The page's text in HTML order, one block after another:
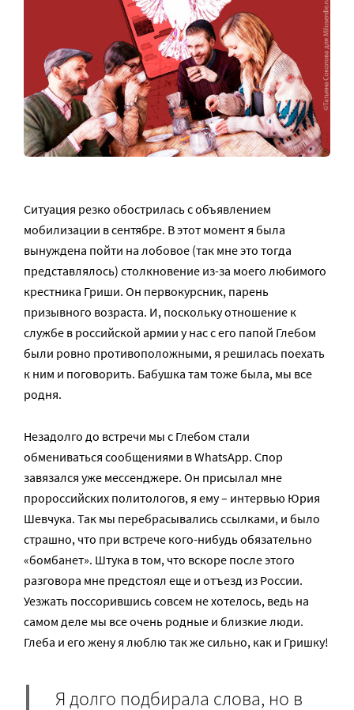
Ситуация резко обострилась с объявлением
мобилизации в сентябре. В этот момент я была
вынуждена пойти на лобовое (так мне это тогда
представлялось) столкновение из-за моего любимого
крестника Гриши. Он первокурсник, парень
призывного возраста. И, поскольку отношение к
службе в российской армии у нас с его папой Глебом
были ровно противоположными, я решилась поехать
к ним и поговорить. Бабушка там тоже была, мы все
родня.
Незадолго до встречи мы c Глебом стали
обмениваться сообщениями в WhatsApp. Спор
завязался уже мессенджере. Он присылал мне
пророссийских политологов, я ему – интервью Юрия
Шевчука. Так мы перебрасывались ссылками, и было
страшно, что при встрече кого-нибудь обязательно
«бомбанет». Штука в том, что вскоре после этого
разговора мне предстоял еще и отъезд из России.
Уезжать поссорившись совсем не хотелось, ведь на
самом деле мы все очень родные и близкие люди.
Глеба и его жену я люблю так же сильно, как и Гришку!
Я долго подбирала слова, но в